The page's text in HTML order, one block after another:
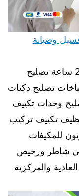
مكيفات العبدلي 98025055 غسيل وصيانة
تصليح مكيفات العبدلي نقدم خدمة 24 ساعة تصليح
تصليح دكتات
وحدات تكييف
تكييف تركيب
للمكيفات
شاطر ورخيص
والمركزية